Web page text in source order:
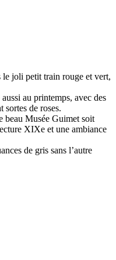
le joli petit train rouge et vert,
au printemps, avec des
sortes de roses.
beau Musée Guimet soit
XIXe et une ambiance
de gris sans l’autre